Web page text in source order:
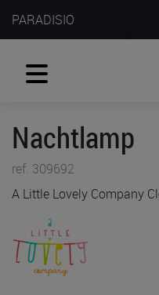
PARADISIO
Nachtlamp
ref. 309692
A Little Lovely Company